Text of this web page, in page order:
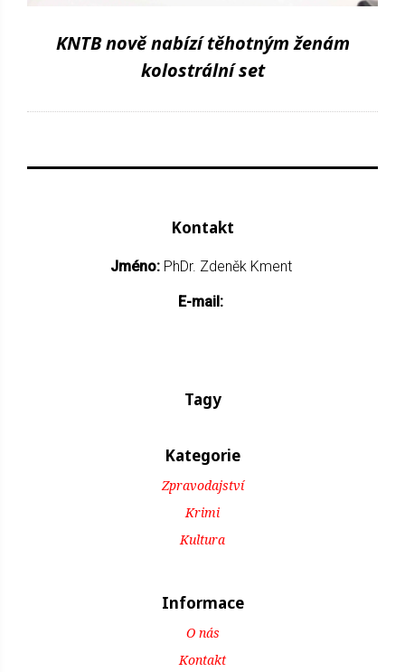
KNTB nově nabízí těhotným ženám
kolostrální set
Kontakt
Jméno: PhDr. Zdeněk Kment
E-mail:
Tagy
Kategorie
Zpravodajství
Krimi
Kultura
Informace
O nás
Kontakt